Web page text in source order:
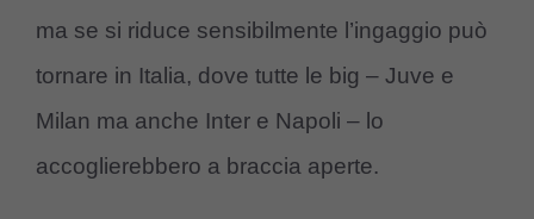
ma se si riduce sensibilmente l’ingaggio può
tornare in Italia, dove tutte le big – Juve e
Milan ma anche Inter e Napoli – lo
accoglierebbero a braccia aperte.